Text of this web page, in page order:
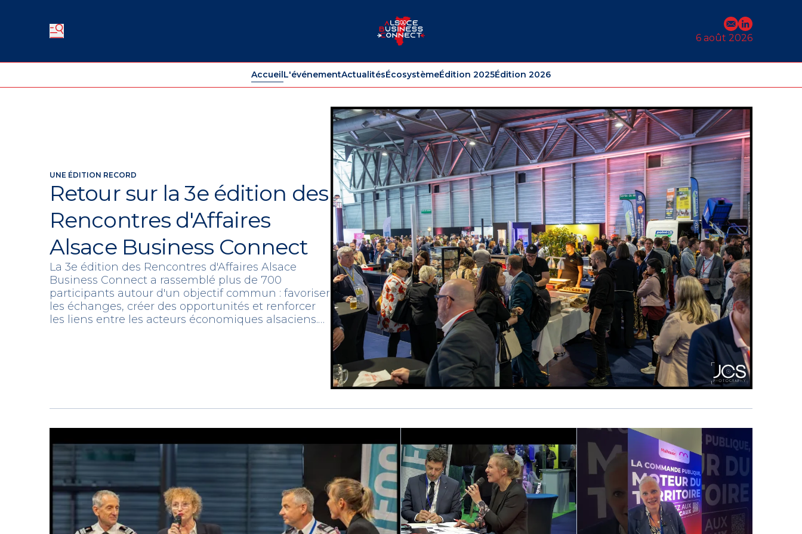
E-mail
Profil
6 août 2026
AccueilL'événementActualitésÉcosystèmeÉdition 2025Édition 2026
UNE ÉDITION RECORD
Retour sur la 3e édition des
Rencontres d'Affaires
Alsace Business Connect
La 3e édition des Rencontres d'Affaires Alsace
Business Connect a rassemblé plus de 700
participants autour d'un objectif commun : favoriser
les échanges, créer des opportunités et renforcer
les liens entre les acteurs économiques alsaciens.